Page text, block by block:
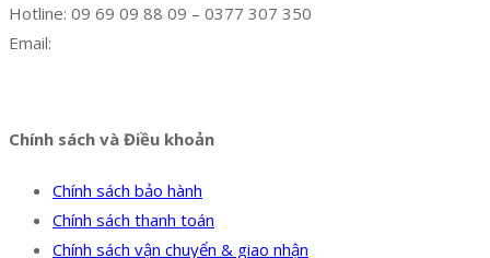
Hotline: 09 69 09 88 09 – 0377 307 350
Email:
Chính sách và Điều khoản
Chính sách bảo hành
Chính sách thanh toán
Chính sách vận chuyển & giao nhận